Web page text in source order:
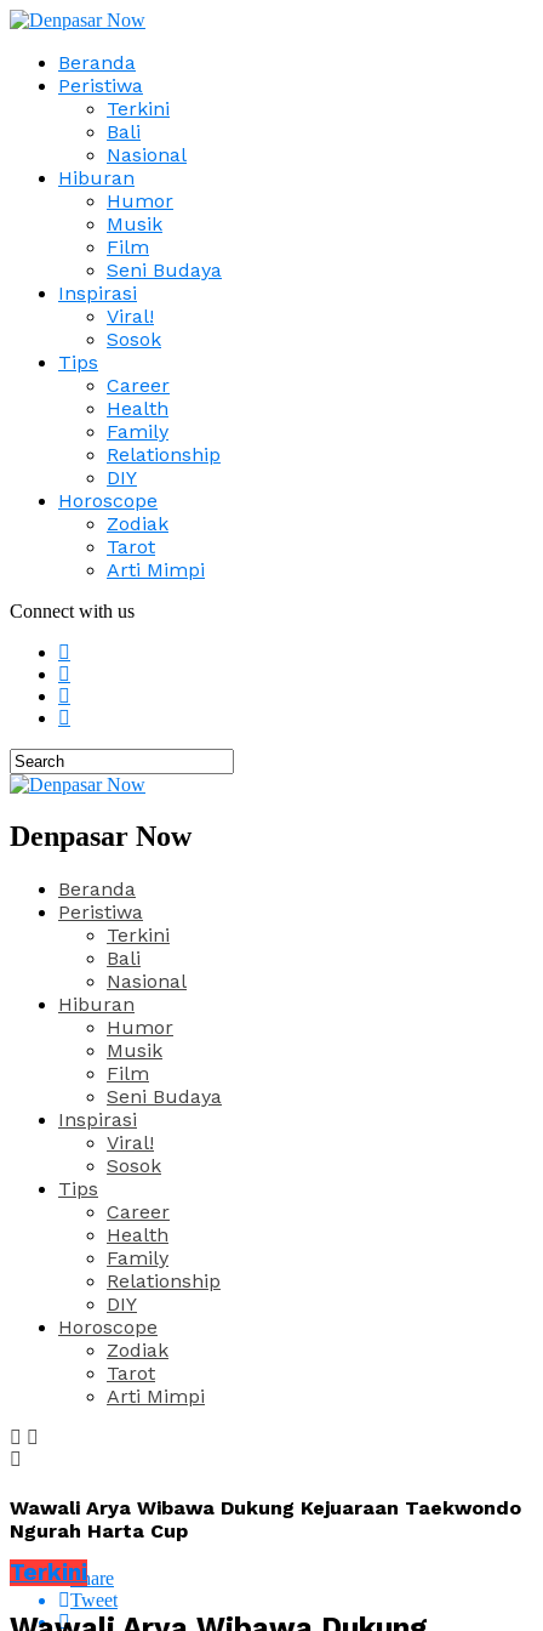
Beranda
Peristiwa
Terkini
Bali
Nasional
Hiburan
Humor
Musik
Film
Seni Budaya
Inspirasi
Viral!
Sosok
Tips
Career
Health
Family
Relationship
DIY
Horoscope
Zodiak
Tarot
Arti Mimpi
Connect with us
Denpasar Now
Beranda
Peristiwa
Terkini
Bali
Nasional
Hiburan
Humor
Musik
Film
Seni Budaya
Inspirasi
Viral!
Sosok
Tips
Career
Health
Family
Relationship
DIY
Horoscope
Zodiak
Tarot
Arti Mimpi
Wawali Arya Wibawa Dukung Kejuaraan Taekwondo
Ngurah Harta Cup
Share
Tweet
Terkini